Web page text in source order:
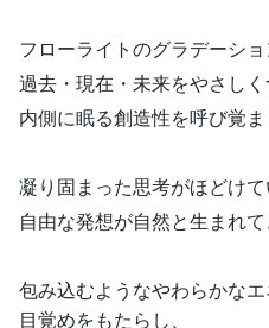
フローライトのグラデーショ
過去・現在・未来をやさしく
内側に眠る創造性を呼び覚ま
凝り固まった思考がほどけて
自由な発想が自然と生まれて
包み込むようなやわらかな
目覚めをもたらし、